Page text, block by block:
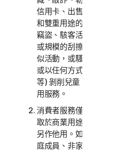
信用卡、出售遭竊的商品、提
和雙重用途的商品、提供或出
竊盜、駭客活動、網址嫁接、
或規模的刮擦、數位盜版、智
似活動，或騷擾、追蹤、威脅
或以任何方式 (包括音訊、視
等) 剝削兒童。您同意根據所
用服務。
消費者服務僅供您個人或家庭
取於商業用途。商業服務僅供
另作他用。如未另行提供說明
庭成員、非家庭成員或其他人